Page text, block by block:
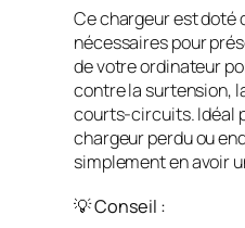
Ce chargeur est doté
nécessaires pour
de votre ordinateur
contre la surtension,
courts-circuits. Idéal
chargeur perdu ou
simplement en avoir
💡 Conseil :